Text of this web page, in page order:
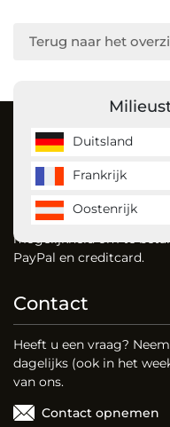
Duitsland
Frankrijk
Oostenrijk
Terug naar het
Over ons
MilieustickerKopen is
u gemakkelijk uw
vignet voor Oostenrijk.
mogelijkheid om te
PayPal en creditcard.
Contact
Heeft u een vraag?
dagelijks (ook in het
van ons.
Contact opnemen